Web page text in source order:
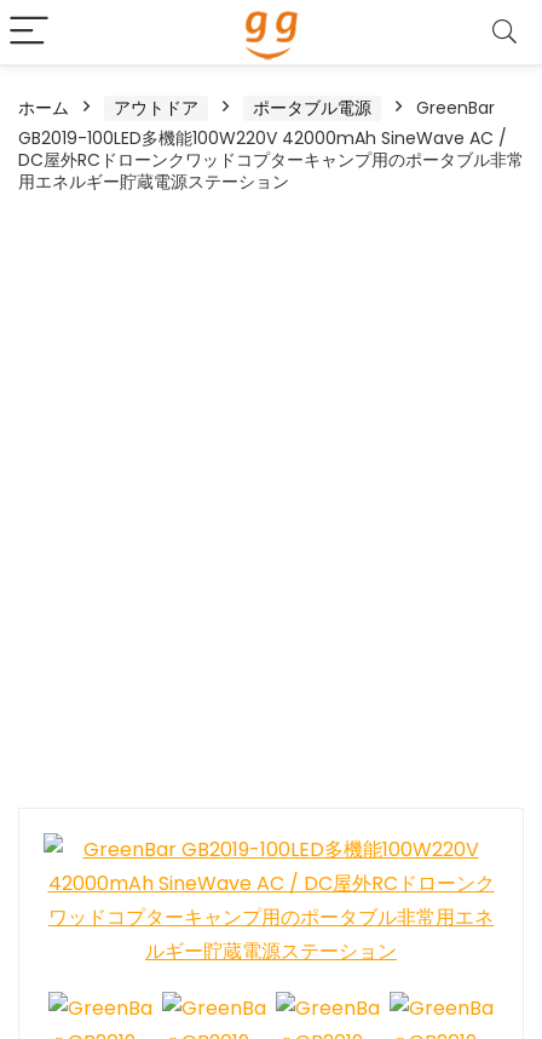
ホーム アウトドア ポータブル電源
GreenBar
GB2019-100LED多機能100W220V 42000mAh SineWave AC /
DC屋外RCドローンクワッドコプターキャンプ用のポータブル非常
用エネルギー貯蔵電源ステーション